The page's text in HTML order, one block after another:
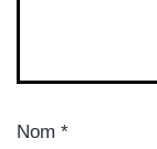
Nom *